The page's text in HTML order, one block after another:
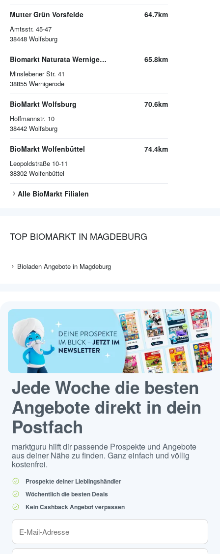
Mutter Grün Vorsfelde
Amtsstr. 45-47
38448 Wolfsburg
64.7km
Biomarkt Naturata Wernigerode
Minslebener Str. 41
38855 Wernigerode
65.8km
BioMarkt Wolfsburg
Hoffmannstr. 10
38442 Wolfsburg
70.6km
BioMarkt Wolfenbüttel
Leopoldstraße 10-11
38302 Wolfenbüttel
74.4km
Alle BioMarkt Filialen
TOP BIOMARKT IN MAGDEBURG
Bioladen Angebote in Magdeburg
Jede Woche die besten
Angebote direkt in dein
Postfach
marktguru hilft dir passende Prospekte und Angebote
aus deiner Nähe zu finden. Ganz einfach und völlig
kostenfrei.
Prospekte deiner Lieblingshändler
Wöchentlich die besten Deals
Kein Cashback Angebot verpassen